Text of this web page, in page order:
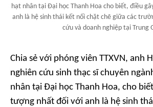
hạt nhân tại Đại học Thanh Hoa cho biết, điều
anh là hệ sinh thái kết nối chặt chẽ giữa các
cứu và doanh nghiệp tại Trung
Chia sẻ với phóng viên TTXVN, anh
nghiên cứu sinh thạc sĩ chuyên
nhân tại Đại học Thanh Hoa, cho
tượng nhất đối với anh là hệ sinh